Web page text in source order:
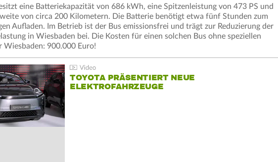
eine Batteriekapazität von 686 kWh, eine Spitzenleistung von 473 PS und
von circa 200 Kilometern. Die Batterie benötigt etwa fünf Stunden zum
Aufladen. Im Betrieb ist der Bus emissionsfrei und trägt zur Reduzierung der
in Wiesbaden bei. Die Kosten für einen solchen Bus ohne speziellen
Wiesbaden: 900.000 Euro!
TOYOTA PRÄSENTIERT NEUE
ELEKTROFAHRZEUGE